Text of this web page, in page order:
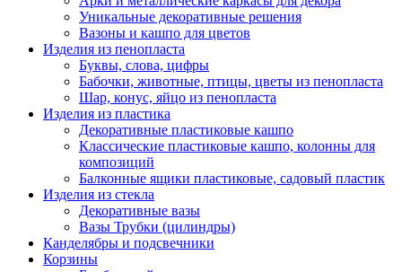
Уникальные декоративные решения
Вазоны и кашпо для цветов
Изделия из пенопласта
Буквы, слова, цифры
Бабочки, животные, птицы, цветы из пенопласта
Шар, конус, яйцо из пенопласта
Изделия из пластика
Декоративные пластиковые кашпо
Классические пластиковые кашпо, колонны для
композиций
Балконные ящики пластиковые, садовый пластик
Изделия из стекла
Декоративные вазы
Вазы Трубки (цилиндры)
Канделябры и подсвечники
Корзины